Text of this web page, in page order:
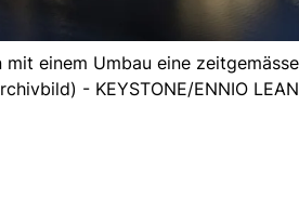
einem Umbau eine
- KEYSTONE/ENNIO